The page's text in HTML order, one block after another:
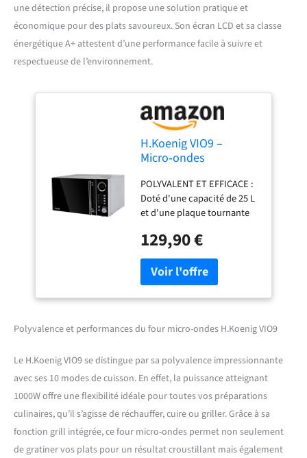
une détection précise, il propose une solution pratique et
économique pour des plats savoureux. Son écran LCD et sa classe
énergétique A+ attestent d’une performance facile à suivre et
respectueuse de l’environnement.
H.Koenig VIO9 –
Micro‑ondes
1000W, Plateau
tournant 27cm, 10
modes de cuisson,
Décongélation
Express, Minuterie
jusqu’à 30 min, Ecran
LCD, Design miroir noir
POLYVALENT ET EFFICACE :
Doté d'une capacité de 25 L
et d'une plaque tournante
offre un espace généreux
pour une cuisson uniforme.
Avec ses 10 modes de
cuisson, incluant 6 niveaux
de chauffe, décongélation,
répond à tous vos besoins
PRATIQUE : Sa porte effet
miroir et son corps en acier
inoxydable ajoutent une
touche de modernité à votre
cuisine. L'écran LCD avec
programmation
électronique facilite la
129,90 €
Polyvalence et performances du four micro-ondes H.Koenig VIO9
Le H.Koenig VIO9 se distingue par sa polyvalence impressionnante
avec ses 10 modes de cuisson. En effet, la puissance atteignant
1000W offre une flexibilité idéale pour toutes vos préparations
culinaires, qu’il s’agisse de réchauffer, cuire ou griller. Grâce à sa
fonction grill intégrée, ce four micro-ondes permet non seulement
de gratiner vos plats pour un résultat croustillant mais également